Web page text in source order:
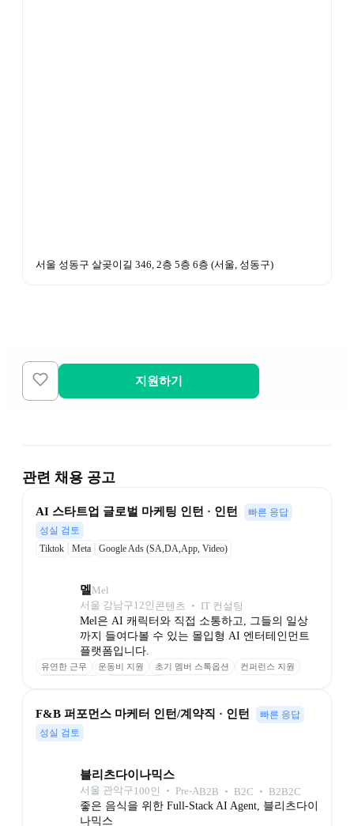
서울 성동구 살곶이길 346, 2층 5층 6층 (서울, 성동구)
지원하기
관련 채용 공고
AI 스타트업 글로벌 마케팅 인턴 · 인턴
빠른 응답
성실 검토
Tiktok
Meta Google Ads (SA,DA,App, Video)
멜 Mel
서울 강남구12인 콘텐츠 ‧ IT 컨설팅
Mel은 AI 캐릭터와 직접 소통하고, 그들의 일상
까지 들여다볼 수 있는 몰입형 AI 엔터테인먼트
플랫폼입니다.
유연한 근무 운동비 지원 초기 멤버 스톡옵션
컨퍼런스 지원
F&B 퍼포먼스 마케터 인턴/계약직 · 인턴
빠른 응답
성실 검토
블리츠다이나믹스
서울 관악구100인 ‧ Pre-AB2B ‧ B2C ‧ B2B2C
좋은 음식을 위한 Full-Stack AI Agent, 블리츠다이
나믹스